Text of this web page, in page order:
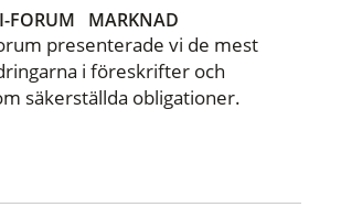
FORUM MARKNAD
presenterade vi de mest
i föreskrifter och
säkerställda obligationer.